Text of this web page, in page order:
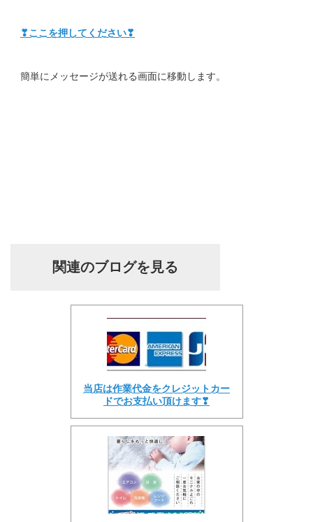
❣ここを押してください❣
簡単にメッセージが送れる画面に移動します。
関連のブログを見る
当店は作業代金をクレジットカー
ドでお支払い頂けます❣